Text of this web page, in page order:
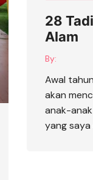
28
Alam
By:
Awal
akan
anak-anak
yang